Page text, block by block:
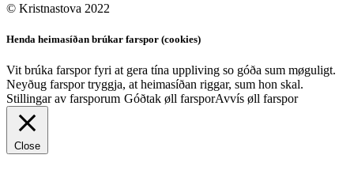
© Kristnastova 2022
Henda heimasíðan brúkar farspor (cookies)
Vit brúka farspor fyri at gera tína uppliving so góða sum møguligt.
Neyðug farspor tryggja, at heimasíðan riggar, sum hon skal.
Stillingar av farsporum Góðtak øll farsporAvvís øll farspor
Close